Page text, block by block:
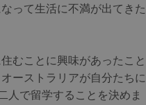
って生活に不満が出てきた
むことに興味があったこと
ーストラリアが自分たちに
で留学することを決めま